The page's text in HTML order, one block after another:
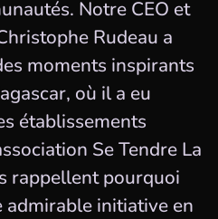
Notre CEO et
Rudeau a
moments inspirants
où il a eu
établissements
Se Tendre La
rappellent pourquoi
admirable initiative en